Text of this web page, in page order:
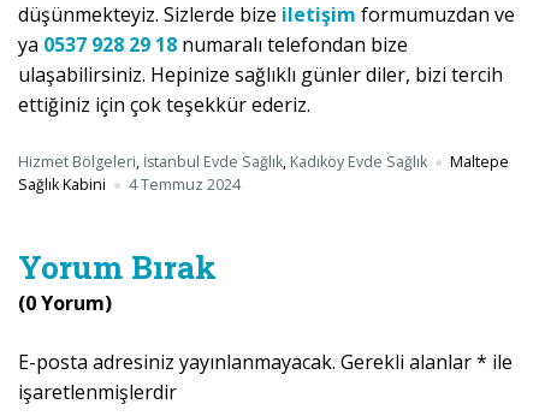
düşünmekteyiz. Sizlerde bize iletişim formumuzdan ve
ya 0537 928 29 18 numaralı telefondan bize
ulaşabilirsiniz. Hepinize sağlıklı günler diler, bizi tercih
ettiğiniz için çok teşekkür ederiz.
Hizmet Bölgeleri, İstanbul Evde Sağlık, Kadıköy Evde Sağlık
Maltepe
Sağlık Kabini
4 Temmuz 2024
Yorum Bırak
(0 Yorum)
E-posta adresiniz yayınlanmayacak. Gerekli alanlar* ile
işaretlenmişlerdir